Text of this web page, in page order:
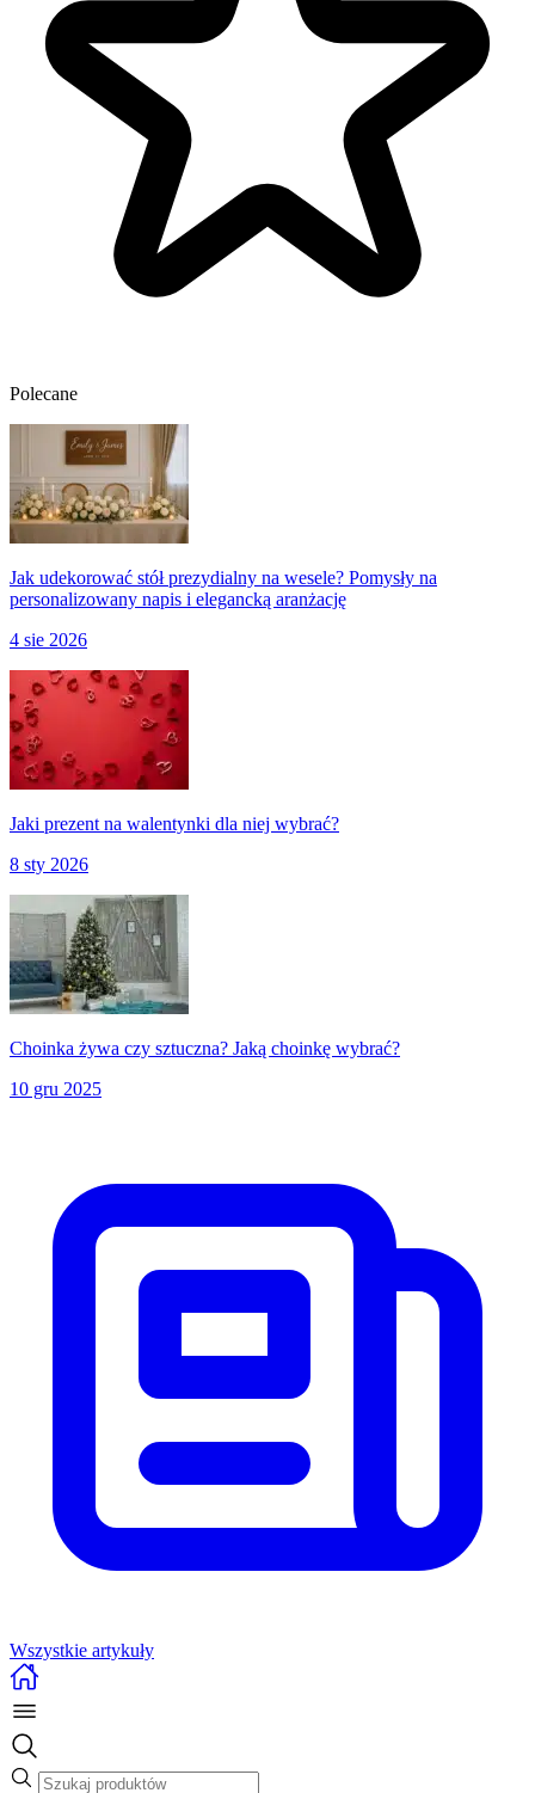
Polecane
Jak udekorować stół prezydialny na wesele? Pomysły na
personalizowany napis i elegancką aranżację
4 sie 2026
Jaki prezent na walentynki dla niej wybrać?
8 sty 2026
Choinka żywa czy sztuczna? Jaką choinkę wybrać?
10 gru 2025
Wszystkie artykuły